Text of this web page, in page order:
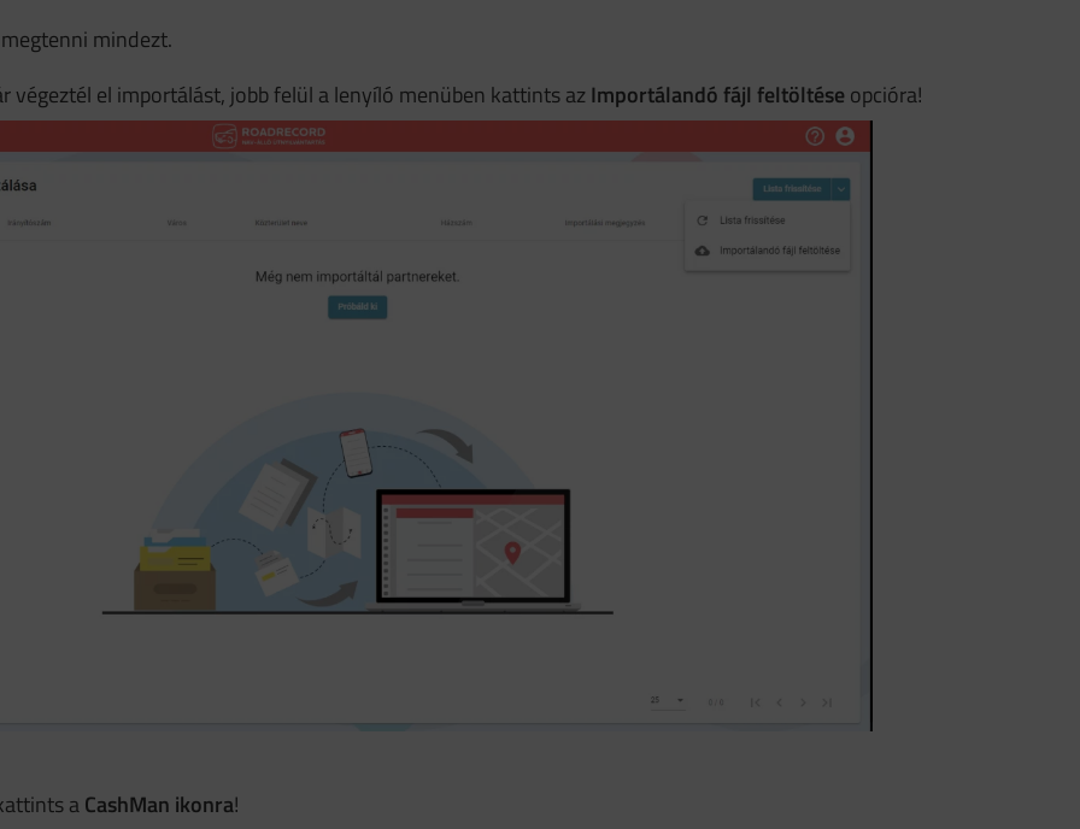
mindezt.
végeztél el importálást, jobb felül a lenyíló menüben kattints azImportálandó fájl feltöltéseopcióra!
aCashMan ikonra!